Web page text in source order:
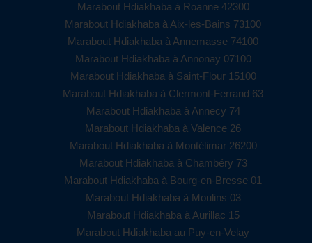
Marabout Hdiakhaba à Roanne 42300
Marabout Hdiakhaba à Aix-les-Bains 73100
Marabout Hdiakhaba à Annemasse 74100
Marabout Hdiakhaba à Annonay 07100
Marabout Hdiakhaba à Saint-Flour 15100
Marabout Hdiakhaba à Clermont-Ferrand 63
Marabout Hdiakhaba à Annecy 74
Marabout Hdiakhaba à Valence 26
Marabout Hdiakhaba à Montélimar 26200
Marabout Hdiakhaba à Chambéry 73
Marabout Hdiakhaba à Bourg-en-Bresse 01
Marabout Hdiakhaba à Moulins 03
Marabout Hdiakhaba à Aurillac 15
Marabout Hdiakhaba au Puy-en-Velay